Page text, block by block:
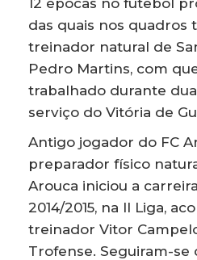
12 épocas no futebol
das quais nos quadros
treinador natural de
Pedro Martins, com
trabalhado durante
serviço do Vitória de
Antigo jogador do FC
preparador físico
Arouca iniciou a
2014/2015, na II Liga,
treinador Vitor
Trofense. Seguiram-se